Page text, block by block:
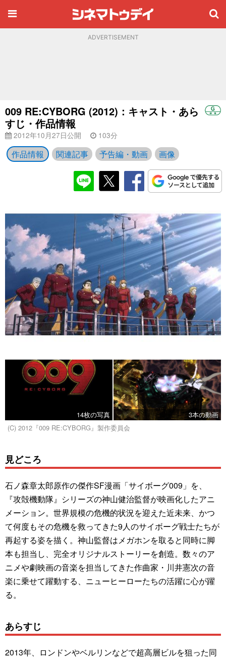
ADVERTISEMENT
009 RE:CYBORG (2012)：キャスト・あら
すじ・作品情報
2012年10月27日公開 103分
作品情報 関連記事 予告編・動画 画像
14枚の写真
3本の動画
(C) 2012『009 RE:CYBORG』製作委員会
見どころ
石ノ森章太郎原作の傑作SF漫画「サイボーグ009」を、
『攻殻機動隊』シリーズの神山健治監督が映画化したアニ
メーション。世界規模の危機的状況を迎えた近未来、かつ
て何度もその危機を救ってきた9人のサイボーグ戦士たちが
再起する姿を描く。神山監督はメガホンを取ると同時に脚
本も担当し、完全オリジナルストーリーを創造。数々のア
ニメや劇映画の音楽を担当してきた作曲家・川井憲次の音
楽に乗せて躍動する、ニューヒーローたちの活躍に心が躍
る。
あらすじ
2013年、ロンドンやベルリンなどで超高層ビルを狙った同